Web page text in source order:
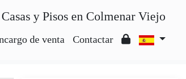
Casas y Pisos en Colmenar Viejo
de venta Contactar